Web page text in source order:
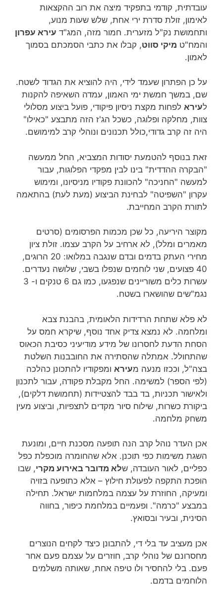
עובדתית, קודמי בתפקיד מיצה את רוב ההקצאות
לאימון, זולת סדרת ירי אחת, שלש שעות מנוע,
ותחמושת נק"ל מזערית. חמור מזה, המג"ד עירא עפרון
והמח"ט מיקי סווט, קבלו את כתבי הסמכתם בסמוך
לאמון.
על כן הפתרון שעמד לידי, היה להוציא את הגדוד לשטח.
שם, במשך חמשת ימי האמון, עמדה השאיפה להקנות
לעירא לפחות מקצת ניסיון פיקודי, פועל ביצוע מסלולי
צוות, מחלקה ופלוגה, כשכל הג'ז הזה מתבצע "כאילו"
היה זה קרב גדודי,כולל תכנונים ונוהלי קרב למימושם.
זאת בנוסף להטמעת יסודות המצביא, החל ממעשה
"הבקרה ההדדית" בינו לבין מפקדי הפלוגות, עבור
למעשה "החניכה" להכוונת פקודיו מניסיונו, ומימוש
עקרון "השפיטה" לבחינת הביצוע (מעת לעת) בהתאמה
לתורת הקרב המחייבת.
מקוצר היריעה, כל שכן מכמות הפרסומים (סרטים
מאמרים ומלל), לא ארחיב על הקרב עצמו. זולת ציון
מחירי העתק בדמים ובדם שנגבה במלואו: 20 הרוגים,
40 פצועים, שני לוחמים שנפלו בשבי, שלושה נעדרים.
עשרות כלים משוריינים שנפגעו, כמו גם 6 טנקים ו- 3
נגמ"שים שהושארו בשטח.
לא פלא שתחת הרדידות הלאומית, בהבנת צבא
ומלחמה. לא נמצא צדיק אחד נוסף, שיקרא חמס על
הסחת הדעת לחסרונו של מידע מודיעיני כסיבת הכאוס
שהתחולל. אמתלה שהסתירה את החובבנות השלטת
בצה"ל, וככזו מנעה מעירא ומפקודיו להתכונן כהלכה
(לפי הספר) למשימה. החל מקבלת פקודה, עבור לתכנון
ולאישור תכניות, בד בבד להצטיידות (תחמושת דלקים),
ביקורת כשרות, שילוח סיור מקדים לתצפיות, וביצוע מעין
משחק מלחמה.
אכן העדר נוהל קרב הנה תופעה מסכנת חיים, ומונעת
השגת משימות כפי תוכנן. אלא שהחומרה מוכפלת כפל
כפליים, לאור העובדה, שלא מדובר באירוע מקרי, שבו
הופכת התקפה לפעולת חילוץ – אלא כתופעה בזויה
ומעיקה, החוזרת על עצמה במלחמות ישראל. תחילה
במבצע "כרמה". ופעמיים במלחמת כיפור, בחווה
הסינית, ובעיר ובסואץ.
אכן מעציב עד בלי די, להתבונן כיצד לקחים הנוצרים
מחסרונם של נוהלי קרב, חוזרים על עצמם פעם אחר
פעם. בלי להחסיר ולו טיפה אחת, שאותה משלמים
הלוחמים בדמם.